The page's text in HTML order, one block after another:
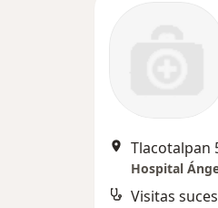
Tlacotalpan
Hospital
Visitas